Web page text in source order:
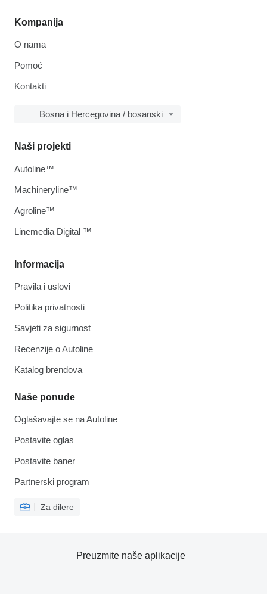
Kompanija
O nama
Pomoć
Kontakti
Bosna i Hercegovina / bosanski
Informacija
Pravila i uslovi
Politika privatnosti
Savjeti za sigurnost
Recenzije o Autoline
Katalog brendova
Naše ponude
Oglašavajte se na Autoline
Postavite oglas
Postavite baner
Partnerski program
Za dilere
Naši projekti
Autoline™
Machineryline™
Agroline™
Linemedia Digital ™
Preuzmite naše aplikacije